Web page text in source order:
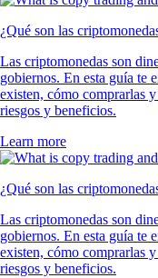
¿Qué son las
Las criptomonedas son
gobiernos. En esta guía te
existen, cómo comprarlas
riesgos y beneficios.
Learn more
¿Qué son las
Las criptomonedas son
gobiernos. En esta guía te
existen, cómo comprarlas
riesgos y beneficios.